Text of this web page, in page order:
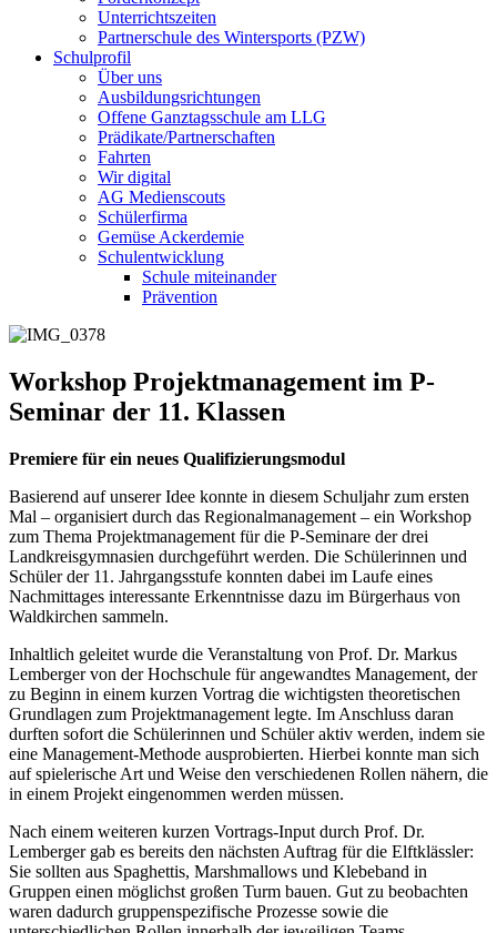
Unterrichtszeiten
Partnerschule des Wintersports (PZW)
Schulprofil
Über uns
Ausbildungsrichtungen
Offene Ganztagsschule am LLG
Prädikate/Partnerschaften
Fahrten
Wir digital
AG Medienscouts
Schülerfirma
Gemüse Ackerdemie
Schulentwicklung
Schule miteinander
Prävention
Workshop Projektmanagement im P-
Seminar der 11. Klassen
Premiere für ein neues Qualifizierungsmodul
Basierend auf unserer Idee konnte in diesem Schuljahr zum ersten
Mal – organisiert durch das Regionalmanagement – ein Workshop
zum Thema Projektmanagement für die P-Seminare der drei
Landkreisgymnasien durchgeführt werden. Die Schülerinnen und
Schüler der 11. Jahrgangsstufe konnten dabei im Laufe eines
Nachmittages interessante Erkenntnisse dazu im Bürgerhaus von
Waldkirchen sammeln.
Inhaltlich geleitet wurde die Veranstaltung von Prof. Dr. Markus
Lemberger von der Hochschule für angewandtes Management, der
zu Beginn in einem kurzen Vortrag die wichtigsten theoretischen
Grundlagen zum Projektmanagement legte. Im Anschluss daran
durften sofort die Schülerinnen und Schüler aktiv werden, indem sie
eine Management-Methode ausprobierten. Hierbei konnte man sich
auf spielerische Art und Weise den verschiedenen Rollen nähern, die
in einem Projekt eingenommen werden müssen.
Nach einem weiteren kurzen Vortrags-Input durch Prof. Dr.
Lemberger gab es bereits den nächsten Auftrag für die Elftklässler:
Sie sollten aus Spaghettis, Marshmallows und Klebeband in
Gruppen einen möglichst großen Turm bauen. Gut zu beobachten
waren dadurch gruppenspezifische Prozesse sowie die